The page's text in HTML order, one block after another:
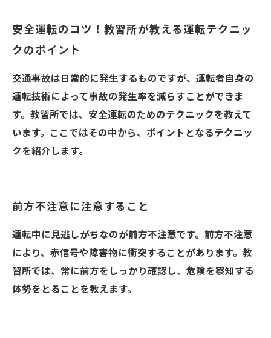
安全運転のコツ！教習所が教える運転テクニッ
クのポイント
交通事故は日常的に発生するものですが、運転者自身の
運転技術によって事故の発生率を減らすことができま
す。教習所では、安全運転のためのテクニックを教えて
います。ここではその中から、ポイントとなるテクニッ
クを紹介します。
前方不注意に注意すること
運転中に見逃しがちなのが前方不注意です。前方不注意
により、赤信号や障害物に衝突することがあります。教
習所では、常に前方をしっかり確認し、危険を察知する
体勢をとることを教えます。